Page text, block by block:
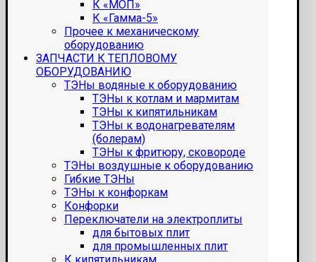
К «МОП»
К «Гамма-5»
Прочее к механическому
оборудованию
ЗАПЧАСТИ К ТЕПЛОВОМУ
ОБОРУДОВАНИЮ
ТЭНы водяные к оборудованию
ТЭНы к котлам и мармитам
ТЭНы к кипятильникам
ТЭНы к водонагревателям
(болерам)
ТЭНы к фритюру, сковороде
ТЭНы воздушные к оборудованию
Гибкие ТЭНы
ТЭНы к конфоркам
Конфорки
Переключатели на электроплиты
для бытовых плит
для промышленных плит